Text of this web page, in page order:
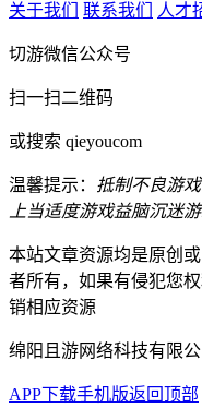
关于我们 联系我们 人才
切游微信公众号
扫一扫二维码
或搜索 qieyoucom
温馨提示： 抵制不良游戏
上当适度游戏益脑沉迷
本站文章资源均是原创
者所有，如果有侵犯您
销相应资源
绵阳且游网络科技有限公
APP下载手机版返回顶部